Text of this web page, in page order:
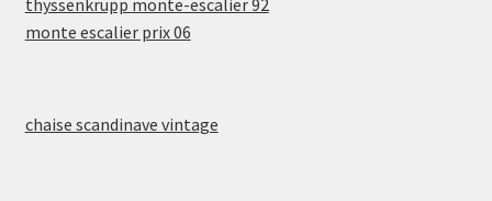
monte escalier prix 06
chaise scandinave vintage